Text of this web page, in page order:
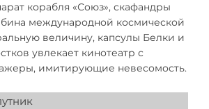
корабля «Союз», скафандры
международной космической
величину, капсулы Белки и
увлекает кинотеатр с
имитирующие невесомость.